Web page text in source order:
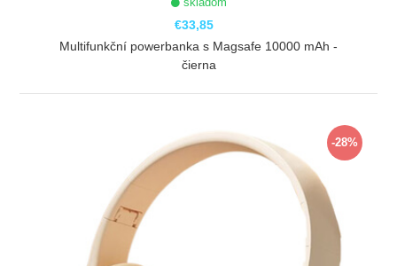
€33,85
Multifunkční powerbanka s Magsafe 10000 mAh -
čierna
-28%